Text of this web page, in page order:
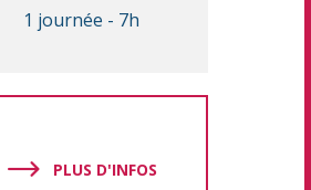
1 journée - 7h
PLUS D'INFOS